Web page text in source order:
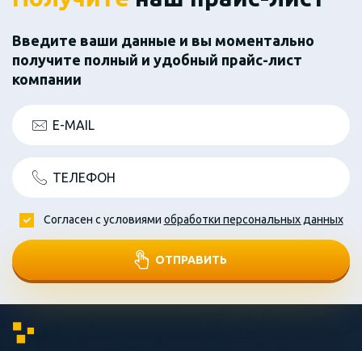
Введите ваши данные и вы моментально
получите полный и удобный прайс-лист
компании
E-MAIL
ТЕЛЕФОН
ОТПРАВИТЬ
Согласен с условиями обработки персональных данных